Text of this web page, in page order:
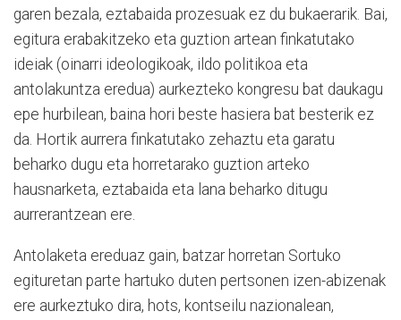
garen bezala, eztabaida prozesuak ez du bukaerarik. Bai,
egitura erabakitzeko eta guztion artean finkatutako
ideiak (oinarri ideologikoak, ildo politikoa eta
antolakuntza eredua) aurkezteko kongresu bat daukagu
epe hurbilean, baina hori beste hasiera bat besterik ez
da. Hortik aurrera finkatutako zehaztu eta garatu
beharko dugu eta horretarako guztion arteko
hausnarketa, eztabaida eta lana beharko ditugu
aurrerantzean ere.
Antolaketa ereduaz gain, batzar horretan Sortuko
egituretan parte hartuko duten pertsonen izen-abizenak
ere aurkeztuko dira, hots, kontseilu nazionalean,